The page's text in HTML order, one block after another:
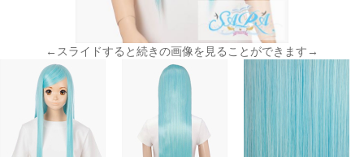
←スライドすると続きの画像を見ることができます→